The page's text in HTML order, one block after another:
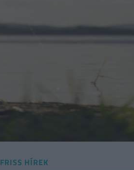
FRISS HÍREK